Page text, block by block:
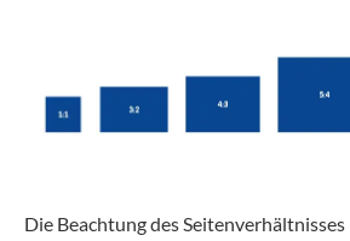
Die Beachtung des Seitenverhältnisses